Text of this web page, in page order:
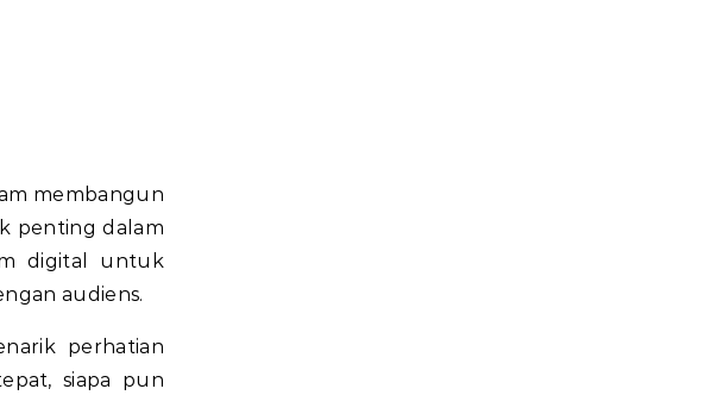
membangun
penting dalam
digital untuk
audiens.
perhatian
siapa pun